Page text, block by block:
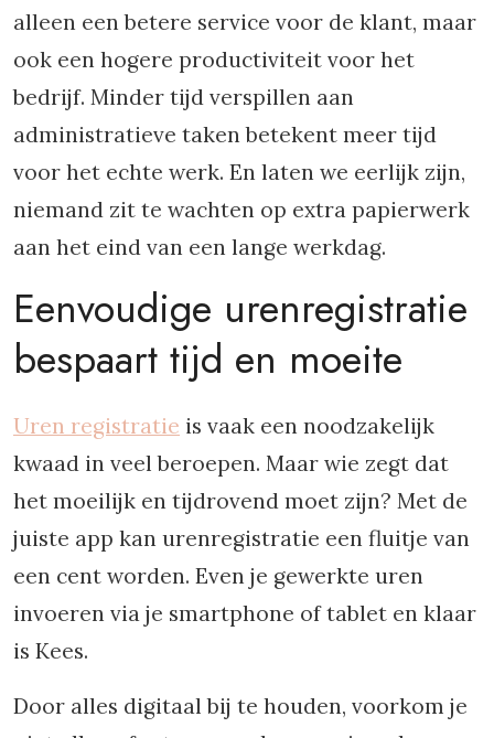
alleen een betere service voor de klant, maar
ook een hogere productiviteit voor het
bedrijf. Minder tijd verspillen aan
administratieve taken betekent meer tijd
voor het echte werk. En laten we eerlijk zijn,
niemand zit te wachten op extra papierwerk
aan het eind van een lange werkdag.
Eenvoudige urenregistratie
bespaart tijd en moeite
Uren registratie is vaak een noodzakelijk
kwaad in veel beroepen. Maar wie zegt dat
het moeilijk en tijdrovend moet zijn? Met de
juiste app kan urenregistratie een fluitje van
een cent worden. Even je gewerkte uren
invoeren via je smartphone of tablet en klaar
is Kees.
Door alles digitaal bij te houden, voorkom je